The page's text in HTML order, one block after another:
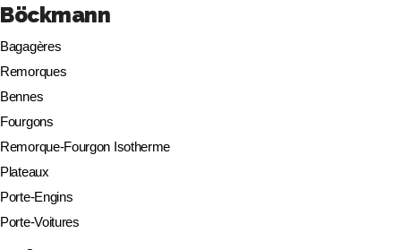
Böckmann
Bagagères
Remorques
Bennes
Fourgons
Remorque-Fourgon Isotherme
Plateaux
Porte-Engins
Porte-Voitures